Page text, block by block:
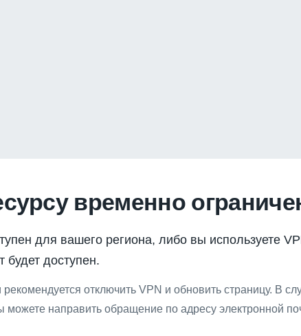
временно
для вашего региона, либо вы используете
будет доступен.
отключить VPN и обновить страницу. В
направить обращение по адресу электронной